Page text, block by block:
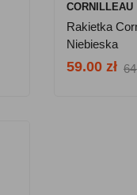
CORNILLEAU
Rakietka
Niebieska
59.00 zł